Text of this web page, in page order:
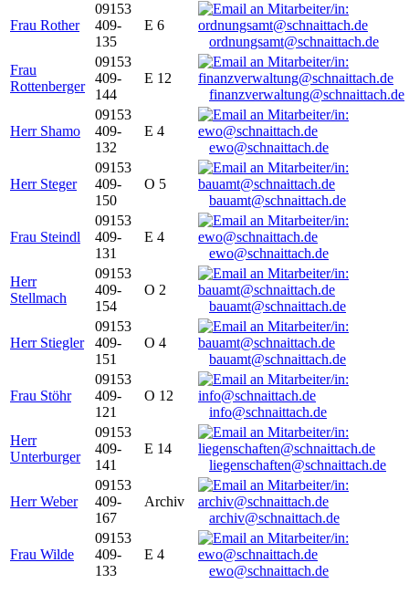
Frau Rother
09153
409-
135
E 6
ordnungsamt@schnaittach.de
Frau
Rottenberger
09153
409-
144
E 12
finanzverwaltung@schnaittach.de
Herr Shamo
09153
409-
132
E 4
ewo@schnaittach.de
Herr Steger
09153
409-
150
O 5
bauamt@schnaittach.de
Frau Steindl
09153
409-
131
E 4
ewo@schnaittach.de
Herr
Stellmach
09153
409-
154
O 2
bauamt@schnaittach.de
Herr Stiegler
09153
409-
151
O 4
bauamt@schnaittach.de
Frau Stöhr
09153
409-
121
O 12
info@schnaittach.de
Herr
Unterburger
09153
409-
141
E 14
liegenschaften@schnaittach.de
Herr Weber
09153
409-
167
Archiv
archiv@schnaittach.de
Frau Wilde
09153
409-
133
E 4
ewo@schnaittach.de